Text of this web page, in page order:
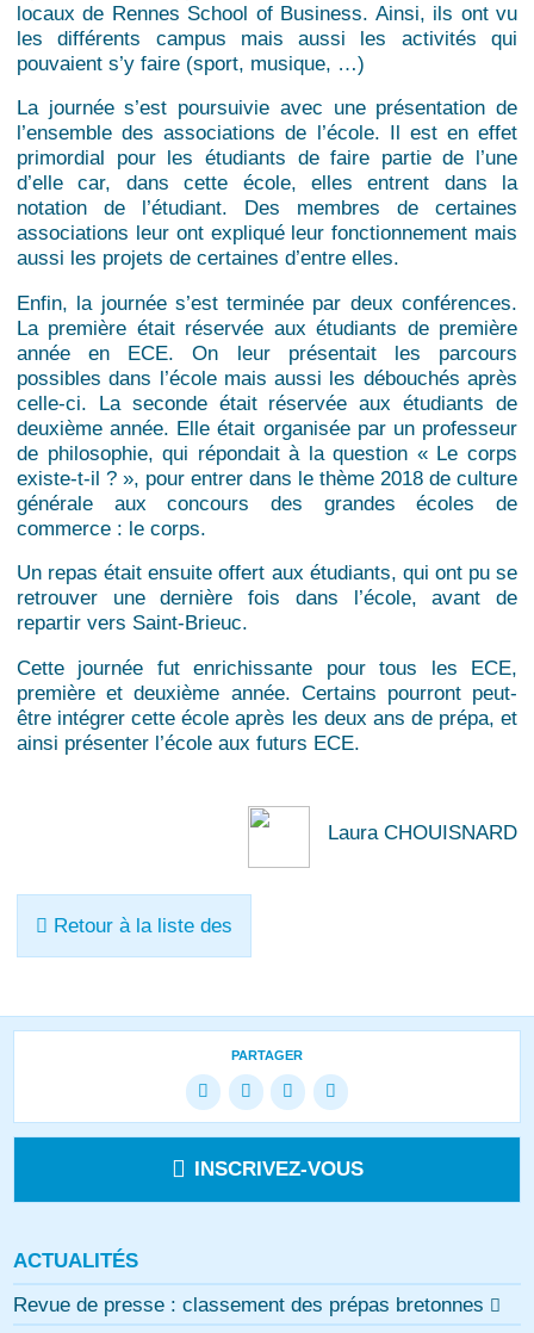
locaux de Rennes School of Business. Ainsi, ils ont vu
les différents campus mais aussi les activités qui
pouvaient s’y faire (sport, musique, …)
La journée s’est poursuivie avec une présentation de
l’ensemble des associations de l’école. Il est en effet
primordial pour les étudiants de faire partie de l’une
d’elle car, dans cette école, elles entrent dans la
notation de l’étudiant. Des membres de certaines
associations leur ont expliqué leur fonctionnement mais
aussi les projets de certaines d’entre elles.
Enfin, la journée s’est terminée par deux conférences.
La première était réservée aux étudiants de première
année en ECE. On leur présentait les parcours
possibles dans l’école mais aussi les débouchés après
celle-ci. La seconde était réservée aux étudiants de
deuxième année. Elle était organisée par un professeur
de philosophie, qui répondait à la question « Le corps
existe-t-il ? », pour entrer dans le thème 2018 de culture
générale aux concours des grandes écoles de
commerce : le corps.
Un repas était ensuite offert aux étudiants, qui ont pu se
retrouver une dernière fois dans l’école, avant de
repartir vers Saint-Brieuc.
Cette journée fut enrichissante pour tous les ECE,
première et deuxième année. Certains pourront peut-
être intégrer cette école après les deux ans de prépa, et
ainsi présenter l’école aux futurs ECE.
Laura CHOUISNARD
Retour à la liste des
PARTAGER
INSCRIVEZ-VOUS
ACTUALITÉS
Revue de presse : classement des prépas bretonnes